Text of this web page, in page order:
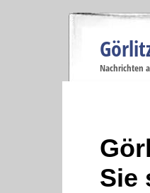
Nachrichten
Sie